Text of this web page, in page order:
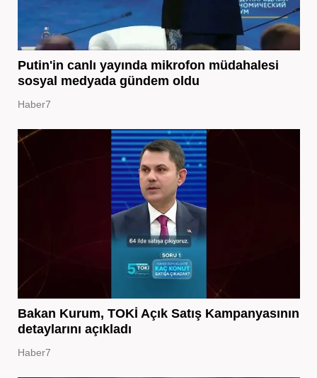
Putin'in canlı yayında mikrofon müdahalesi
sosyal medyada gündem oldu
Haber7
Bakan Kurum, TOKİ Açık Satış Kampanyasının
detaylarını açıkladı
Haber7